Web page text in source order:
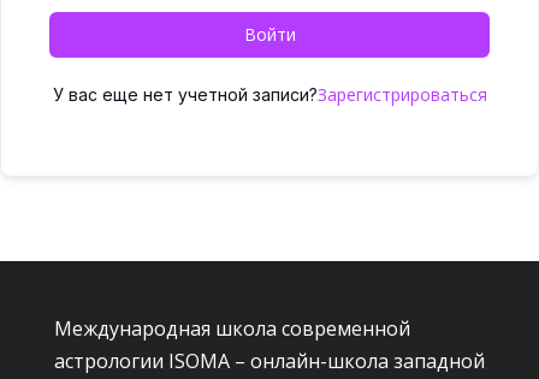
Войти
У вас еще нет учетной записи?Зарегистрироваться
Международная школа современной
астрологии ISOMA – онлайн-школа западной